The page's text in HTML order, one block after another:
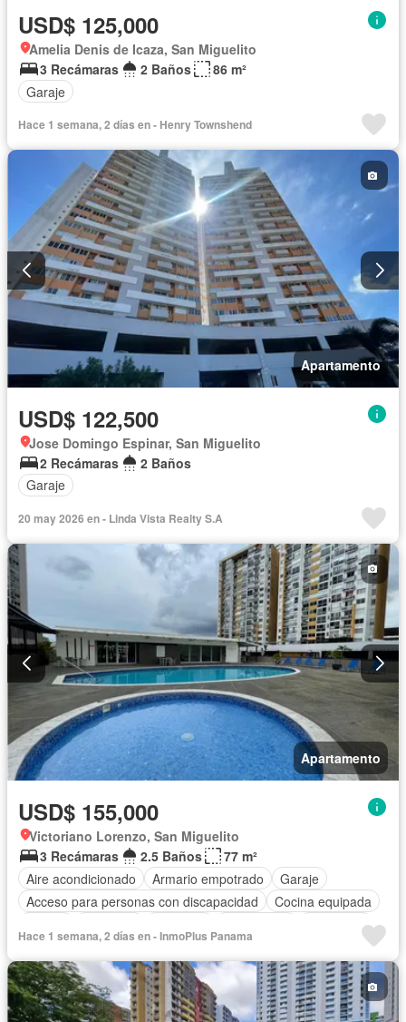
USD$ 125,000
Amelia Denis de Icaza, San Miguelito
3 Recámaras
2 Baños
86 m²
Garaje
Hace 1 semana, 2 días en - Henry Townshend
Apartamento
USD$ 122,500
Jose Domingo Espinar, San Miguelito
2 Recámaras
2 Baños
Garaje
20 may 2026 en - Linda Vista Realty S.A
Apartamento
USD$ 155,000
Victoriano Lorenzo, San Miguelito
3 Recámaras
2.5 Baños
77 m²
Aire acondicionado
Armario empotrado
Garaje
Acceso para personas con discapacidad
Cocina equipada
Seguridad
Piscina
Agua
Hace 1 semana, 2 días en - InmoPlus Panama